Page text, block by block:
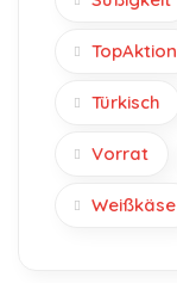
TopAktion
Türkisch
Vorrat
Weißkäse